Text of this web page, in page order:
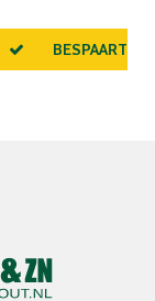
BESPAART